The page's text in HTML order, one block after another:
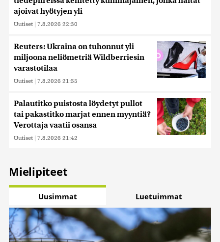
ajoivat hyötyjen yli
Uutiset | 7.8.2026 22:30
Reuters: Ukraina on tuhonnut yli
miljoona neliömetriä Wildberriesin
varastotilaa
Uutiset | 7.8.2026 21:55
Palautitko puistosta löydetyt pullot
tai pakastitko marjat ennen myyntiä?
Verottaja vaatii osansa
Uutiset | 7.8.2026 21:42
Mielipiteet
Uusimmat Luetuimmat